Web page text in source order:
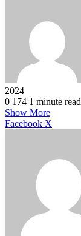
2024
0 174 1 minute read
Show More
Facebook X